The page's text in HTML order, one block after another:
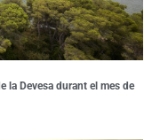
la Devesa durant el mes de